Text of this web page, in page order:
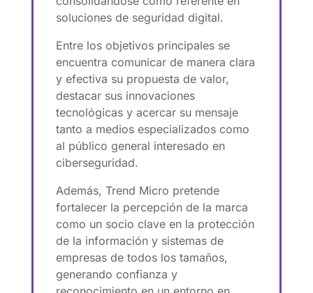
soluciones de seguridad digital.
Entre los objetivos principales se
encuentra comunicar de manera clara
y efectiva su propuesta de valor,
destacar sus innovaciones
tecnológicas y acercar su mensaje
tanto a medios especializados como
al público general interesado en
ciberseguridad.
Además, Trend Micro pretende
fortalecer la percepción de la marca
como un socio clave en la protección
de la información y sistemas de
empresas de todos los tamaños,
generando confianza y